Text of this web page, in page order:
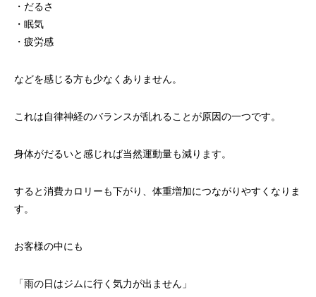
・だるさ
・眠気
・疲労感
などを感じる方も少なくありません。
これは自律神経のバランスが乱れることが原因の一つです。
身体がだるいと感じれば当然運動量も減ります。
すると消費カロリーも下がり、体重増加につながりやすくなりま
す。
お客様の中にも
「雨の日はジムに行く気力が出ません」